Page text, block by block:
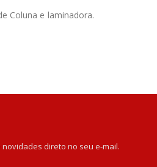
Coluna e laminadora.
direto no seu e-mail.